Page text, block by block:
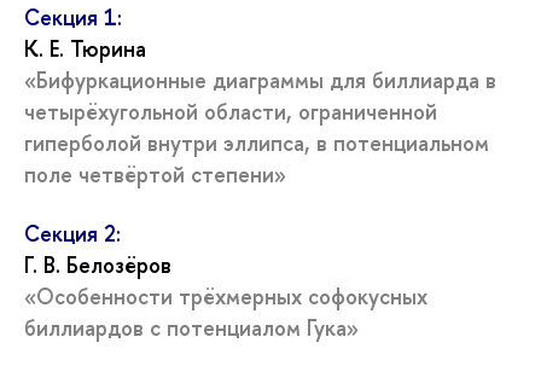
Секция 1:
К. Е. Тюрина
«Бифуркационные диаграммы для биллиарда в
четырёхугольной области, ограниченной
гиперболой внутри эллипса, в потенциальном
поле четвёртой степени»
Секция 2:
Г. В. Белозёров
«Особенности трёхмерных софокусных
биллиардов с потенциалом Гука»